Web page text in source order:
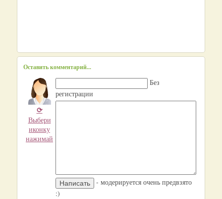
Оставить комментарий...
⟳
Выбери
иконку
нажимай
Без
регистрации
- модерируется очень предвзято
:)